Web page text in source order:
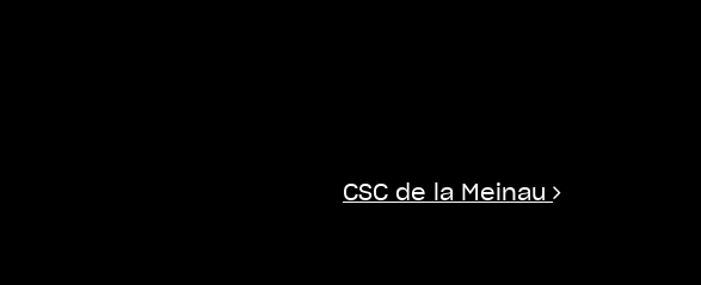
CSC de la Meinau